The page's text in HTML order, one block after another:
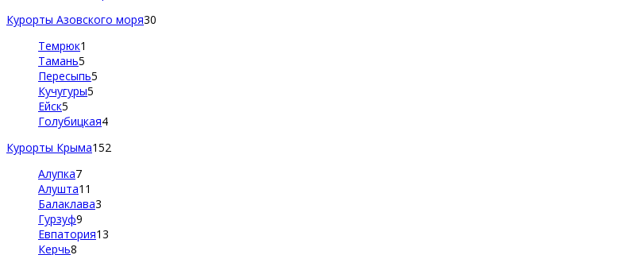
Курорты Азовского моря30
Темрюк1
Тамань5
Пересыпь5
Кучугуры5
Ейск5
Голубицкая4
Курорты Крыма152
Алупка7
Алушта11
Балаклава3
Гурзуф9
Евпатория13
Керчь8